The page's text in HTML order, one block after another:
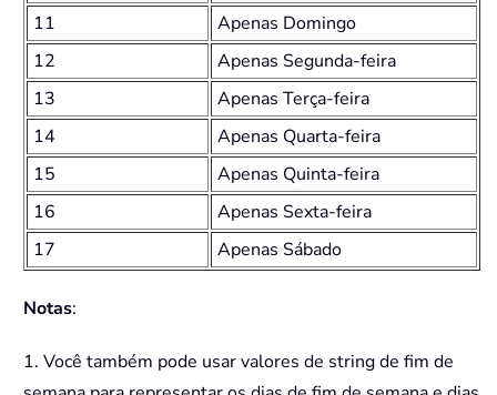
11
Apenas Domingo
12
Apenas Segunda-feira
13
Apenas Terça-feira
14
Apenas Quarta-feira
15
Apenas Quinta-feira
16
Apenas Sexta-feira
17
Apenas Sábado
Notas:
1. Você também pode usar valores de string de fim de